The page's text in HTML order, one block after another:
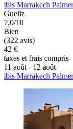
ibis Marrakech
Gueliz
7,0/10
Bien
(322 avis)
42 €
taxes et frais compris
11 août - 12 août
ibis Marrakech